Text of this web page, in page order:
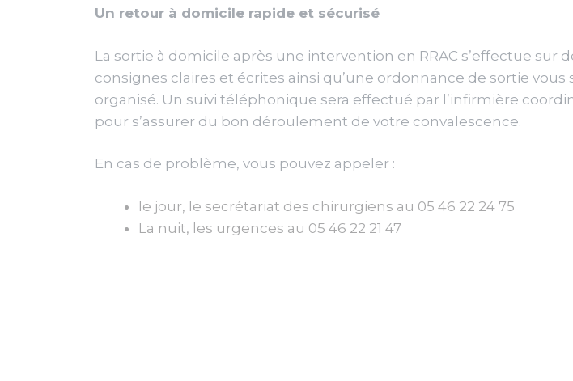
Un retour à domicile rapide et sécurisé
La sortie à domicile après une intervention en RRAC s’effectue sur
consignes claires et écrites ainsi qu’une ordonnance de sortie
organisé. Un suivi téléphonique sera effectué par l’infirmière
pour s’assurer du bon déroulement de votre convalescence.
En cas de problème, vous pouvez appeler :
le jour, le secrétariat des chirurgiens au 05 46 22 24 75
La nuit, les urgences au 05 46 22 21 47